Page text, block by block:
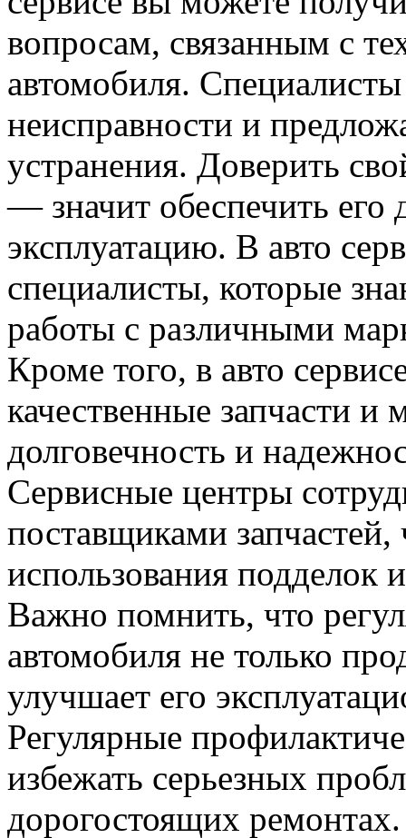
вопросам, связанным с
автомобиля.
неисправности и
устранения. Доверить
— значит обеспечить его
эксплуатацию. В авто
специалисты, которые
работы с различными
Кроме того, в авто
качественные запчасти и
долговечность и
Сервисные центры
поставщиками
использования подделок
Важно помнить, что
автомобиля не только
улучшает его
Регулярные
избежать серьезных
дорогостоящих